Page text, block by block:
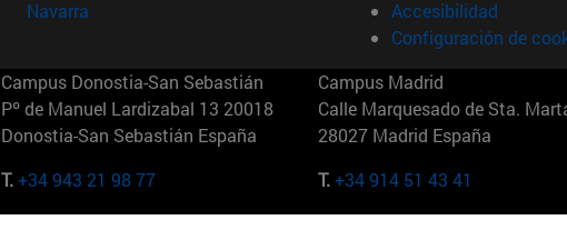
Navarra
Accesibilidad
Configuración de
Campus Donostia-San Sebastián
Pº de Manuel Lardizabal 13 20018
Donostia-San Sebastián España
T.+34 943 21 98 77
Campus Madrid
Calle Marquesado de Sta.
28027 Madrid España
T.+34 914 51 43 41